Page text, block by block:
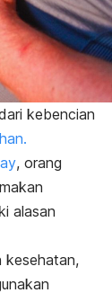
kebencian
, orang
alasan
kesehatan,